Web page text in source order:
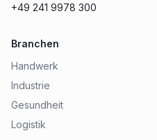
+49 241 9978 300
Branchen
Handwerk
Industrie
Gesundheit
Logistik